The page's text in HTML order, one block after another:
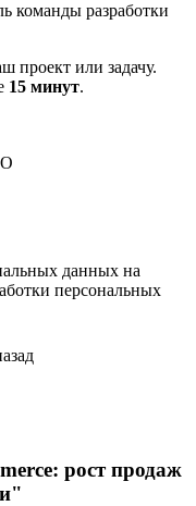
команды разработки
проект или задачу.
15 минут.
данных на
персональных
рост продаж